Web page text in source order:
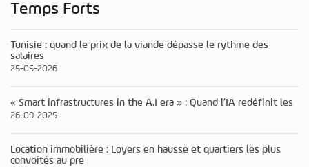
Temps Forts
Tunisie : quand le prix de la viande dépasse le rythme des
salaires
25-05-2026
« Smart infrastructures in the A.I era » : Quand l’IA redéfinit les
26-09-2025
Location immobilière : Loyers en hausse et quartiers les plus
convoités au pre